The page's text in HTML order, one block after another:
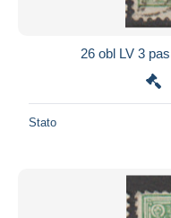
26 obl LV 3
Stato